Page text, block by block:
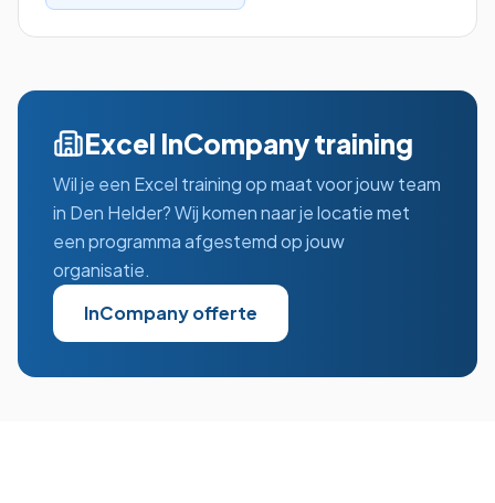
Excel InCompany training
Wil je een Excel training op maat voor jouw team
in Den Helder? Wij komen naar je locatie met
een programma afgestemd op jouw
organisatie.
InCompany offerte